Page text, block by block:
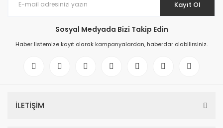
Kayıt Ol
Sosyal Medyada Bizi Takip Edin
Haber listemize kayıt olarak kampanyalardan, haberdar olabilirsiniz.
İLETİŞİM